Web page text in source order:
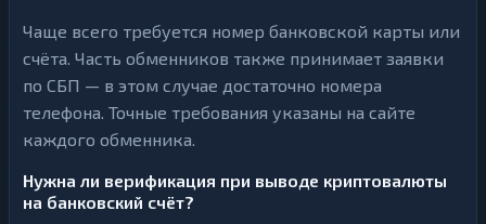
Чаще всего требуется номер банковской карты или
счёта. Часть обменников также принимает заявки
по СБП — в этом случае достаточно номера
телефона. Точные требования указаны на сайте
каждого обменника.
Нужна ли верификация при выводе криптовалюты
на банковский счёт?